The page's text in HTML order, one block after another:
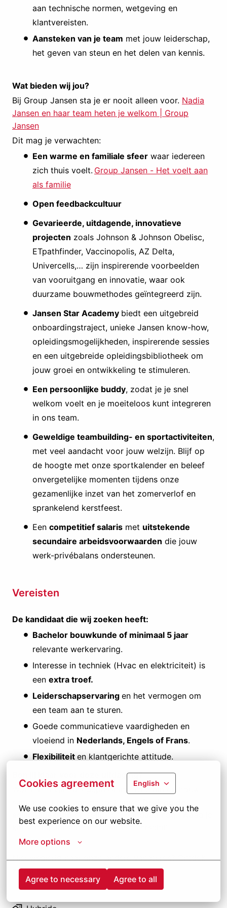
Cookies agreement English
We use cookies to ensure that we give you the
best experience on our website.
More options
Agree to necessary Agree to all
aan technische normen, wetgeving en
klantvereisten.
Aansteken van je team met jouw leiderschap,
het geven van steun en het delen van kennis.
Wat bieden wij jou?
Bij Group Jansen sta je er nooit alleen voor. Nadia
Jansen en haar team heten je welkom | Group
Jansen
Dit mag je verwachten:
Een warme en familiale sfeer waar iedereen
zich thuis voelt. Group Jansen - Het voelt aan
als familie
Open feedbackcultuur
Gevarieerde, uitdagende, innovatieve
projecten zoals Johnson & Johnson Obelisc,
ETpathfinder, Vaccinopolis, AZ Delta,
Univercells,… zijn inspirerende voorbeelden
van vooruitgang en innovatie, waar ook
duurzame bouwmethodes geïntegreerd zijn.
Jansen Star Academy biedt een uitgebreid
onboardingstraject, unieke Jansen know-how,
opleidingsmogelijkheden, inspirerende sessies
en een uitgebreide opleidingsbibliotheek om
jouw groei en ontwikkeling te stimuleren.
Een persoonlijke buddy, zodat je je snel
welkom voelt en je moeiteloos kunt integreren
in ons team.
Geweldige teambuilding- en sportactiviteiten,
met veel aandacht voor jouw welzijn. Blijf op
de hoogte met onze sportkalender en beleef
onvergetelijke momenten tijdens onze
gezamenlijke inzet van het zomerverlof en
sprankelend kerstfeest.
Een competitief salaris met uitstekende
secundaire arbeidsvoorwaarden die jouw
werk-privébalans ondersteunen.
Vereisten
De kandidaat die wij zoeken heeft:
Bachelor bouwkunde of minimaal 5 jaar
relevante werkervaring.
Interesse in techniek (Hvac en elektriciteit) is
een extra troef.
Leiderschapservaring en het vermogen om
een team aan te sturen.
Goede communicatieve vaardigheden en
vloeiend in Nederlands, Engels of Frans.
Flexibiliteit en klantgerichte attitude.
Ben jij klaar voor deze uitdaging?
Word deel van ons gepassioneerd team en bouw
sollicitatieknop en solliciteer vandaag nog. Waag je
kansen bij Jansen en ervaar het verschil!
Nieuwsgierig naar onze andere vacatures? Ontdek
ze opkansenbijjansen.be